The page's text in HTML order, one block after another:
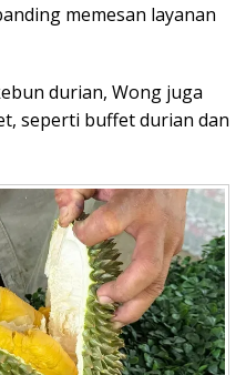
memesan layanan
durian, Wong juga
seperti buffet durian dan